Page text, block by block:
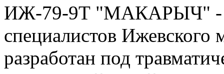
ИЖ-79-9Т "МАКАРЫЧ" -
специалистов Ижевского
разработан под